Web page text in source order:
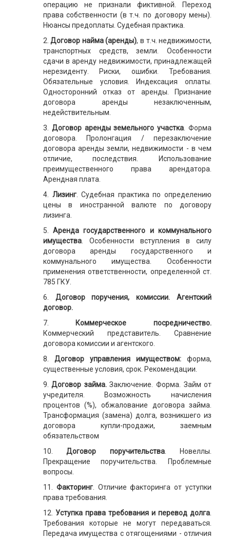
операцию не признали фиктивной. Переход
права собственности (в т.ч. по договору мены).
Нюансы предоплаты. Судебная практика.
2.Договор найма (аренды), в т.ч. недвижимости,
транспортных средств, земли. Особенности
сдачи в аренду недвижимости, принадлежащей
нерезиденту. Риски, ошибки. Требования.
Обязательные условия. Индексация оплаты.
Односторонний отказ от аренды. Признание
договора аренды незаключенным,
недействительным.
3. Договор аренды земельного участка . Форма
договора. Пролонгация / перезаключение
договора аренды земли, недвижимости - в чем
отличие, последствия. Использование
преимущественного права арендатора.
Арендная плата.
4. Лизинг. Судебная практика по определению
цены в иностранной валюте по договору
лизинга.
5.Аренда государственного и коммунального
имущества. Особенности вступления в силу
договора аренды государственного и
коммунального имущества. Особенности
применения ответственности, определенной ст.
785 ГКУ.
6. Договор поручения, комиссии. Агентский
договор.
7. Коммерческое посредничество.
Коммерческий представитель. Сравнение
договора комиссии и агентского.
8. Договор управления имуществом: форма,
существенные условия, срок. Рекомендации.
9.Договор займа.Заключение. Форма. Займ от
учредителя. Возможность начисления
процентов (%), обжалование договора займа.
Трансформация (замена) долга, возникшего из
договора купли-продажи, заемным
обязательством
10.Договор поручительства. Новеллы.
Прекращение поручительства. Проблемные
вопросы.
11. Факторинг. Отличие факторинга от уступки
права требования.
12. Уступка права требования и перевод долга
Требования которые не могут передаваться.
Передача имущества с отягощениями - отличия